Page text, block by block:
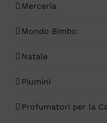
Merceria
Mondo Bimbo
Natale
Piumini
Profumatori per la